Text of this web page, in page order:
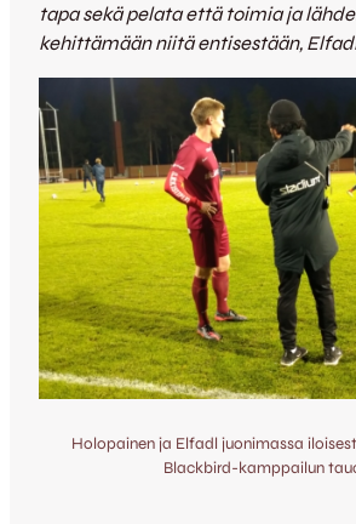
tapa sekä pelata että toimia ja
kehittämään niitä entisestään,
Holopainen ja Elfadl juonimassa
Blackbird-kamppailun